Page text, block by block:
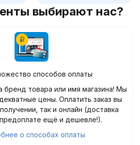
выбирают нас?
способов оплаты
бренд товара или имя магазина! Мы
цены. Оплатить заказ вы
так и онлайн (доставка
предоплате ещё и дешевле!).
о способах оплаты